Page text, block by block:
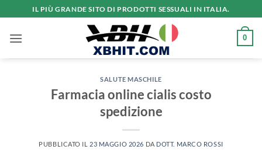
ai
contenuti
IL PIÙ GRANDE SITO DI PRODOTTI SESSUALI IN ITALIA.
0
SALUTE MASCHILE
Farmacia online cialis costo
spedizione
PUBBLICATO IL 23 MAGGIO 2026 DA DOTT. MARCO ROSSI